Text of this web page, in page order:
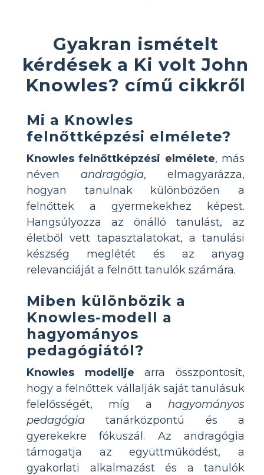
Gyakran ismételt
kérdések a Ki volt John
Knowles? című cikkről
Mi a Knowles
felnőttképzési elmélete?
Knowles felnőttképzési elmélete, más
néven andragógia, elmagyarázza,
hogyan tanulnak különbözően a
felnőttek a gyermekekhez képest.
Hangsúlyozza az önálló tanulást, az
életből vett tapasztalatokat, a tanulási
készség meglétét és az anyag
relevanciáját a felnőtt tanulók számára.
Miben különbözik a
Knowles-modell a
hagyományos
pedagógiától?
Knowles modellje arra összpontosít,
hogy a felnőttek vállalják saját tanulásuk
felelősségét, míg a hagyományos
pedagógia tanárközpontú és a
gyerekekre fókuszál. Az andragógia
támogatja az együttműködést, a
gyakorlati alkalmazást és a tanulók